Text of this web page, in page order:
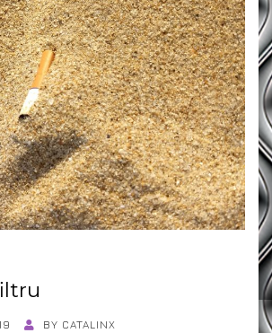
BY CATALINX